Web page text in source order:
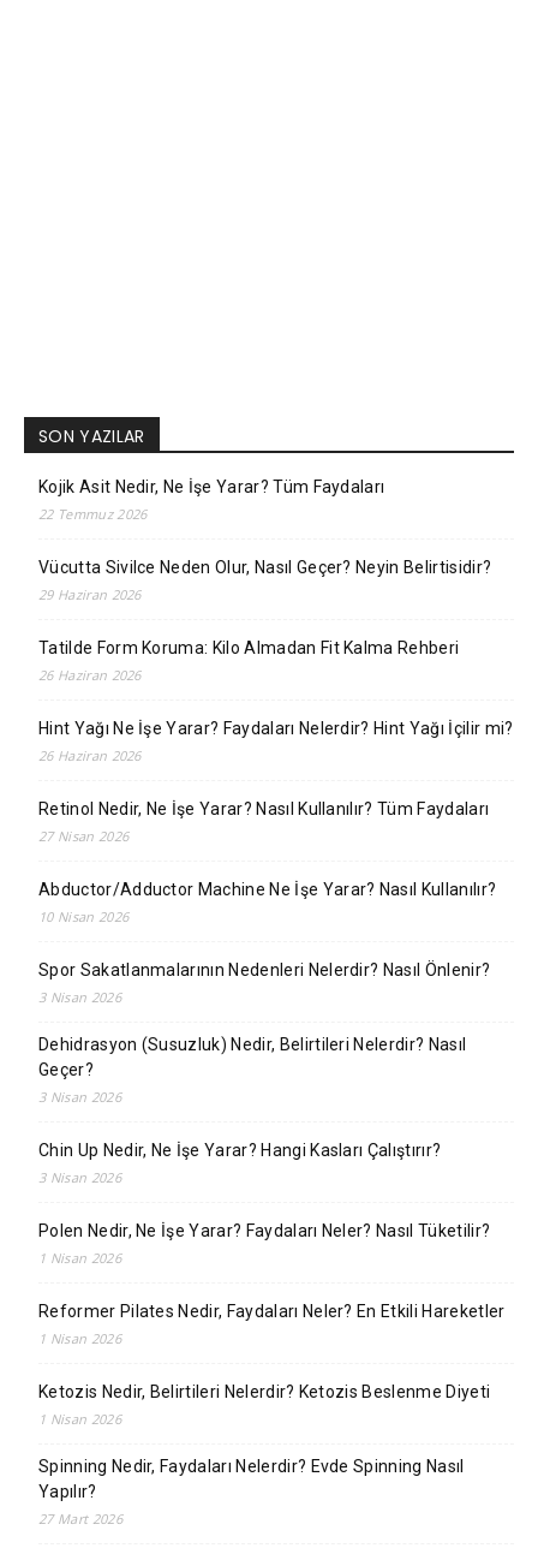
SON YAZILAR
Kojik Asit Nedir, Ne İşe Yarar? Tüm Faydaları
22 Temmuz 2026
Vücutta Sivilce Neden Olur, Nasıl Geçer? Neyin Belirtisidir?
29 Haziran 2026
Tatilde Form Koruma: Kilo Almadan Fit Kalma Rehberi
26 Haziran 2026
Hint Yağı Ne İşe Yarar? Faydaları Nelerdir? Hint Yağı İçilir mi?
26 Haziran 2026
Retinol Nedir, Ne İşe Yarar? Nasıl Kullanılır? Tüm Faydaları
27 Nisan 2026
Abductor/Adductor Machine Ne İşe Yarar? Nasıl Kullanılır?
10 Nisan 2026
Spor Sakatlanmalarının Nedenleri Nelerdir? Nasıl Önlenir?
3 Nisan 2026
Dehidrasyon (Susuzluk) Nedir, Belirtileri Nelerdir? Nasıl
Geçer?
3 Nisan 2026
Chin Up Nedir, Ne İşe Yarar? Hangi Kasları Çalıştırır?
3 Nisan 2026
Polen Nedir, Ne İşe Yarar? Faydaları Neler? Nasıl Tüketilir?
1 Nisan 2026
Reformer Pilates Nedir, Faydaları Neler? En Etkili Hareketler
1 Nisan 2026
Ketozis Nedir, Belirtileri Nelerdir? Ketozis Beslenme Diyeti
1 Nisan 2026
Spinning Nedir, Faydaları Nelerdir? Evde Spinning Nasıl
Yapılır?
27 Mart 2026